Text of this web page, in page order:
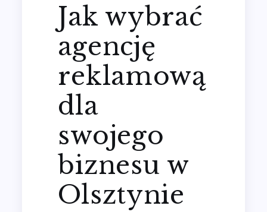
Jak wybrać
agencję
reklamową
dla
swojego
biznesu w
Olsztynie